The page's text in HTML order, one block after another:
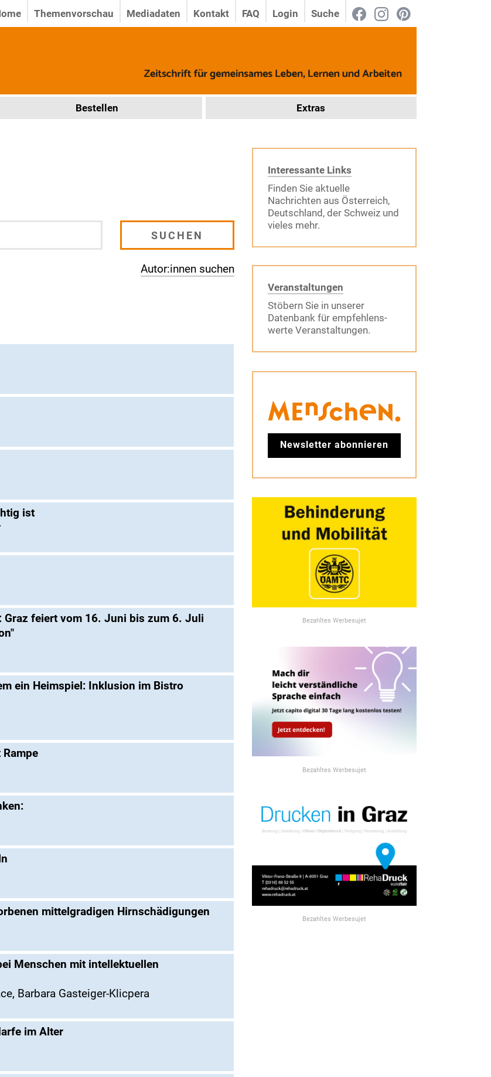
Suche
Login
FAQ
Kontakt
Mediadaten
Themenvorschau
Bestellen Extras
Autor:innen suchen
ist
Graz feiert vom 16. Juni bis zum 6. Juli
ein Heimspiel: Inklusion im Bistro
mittelgradigen Hirnschädigungen
Menschen mit intellektuellen
Barbara Gasteiger-Klicpera
im Alter
Interessante Links
Finden Sie aktuelle
Nachrichten aus Österreich,
Deutschland, der Schweiz und
vieles mehr.
Veranstaltungen
Stöbern Sie in unserer
Datenbank für empfehlens-
werte Veranstaltungen.
Newsletter abonnieren
Bezahltes Werbesujet
Bezahltes Werbesujet
Bezahltes Werbesujet